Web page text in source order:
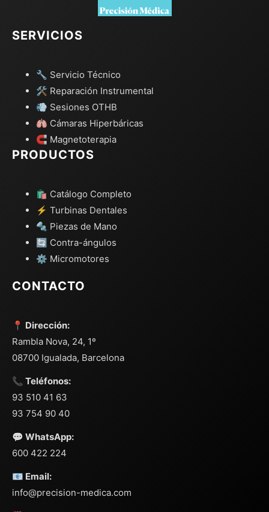
SERVICIOS
🔧 Servicio Técnico
🛠️ Reparación Instrumental
💨 Sesiones OTHB
🫁 Cámaras Hiperbáricas
🧲 Magnetoterapia
PRODUCTOS
🛍️ Catálogo Completo
⚡ Turbinas Dentales
🔩 Piezas de Mano
🔄 Contra-ángulos
⚙️ Micromotores
CONTACTO
📍 Dirección:
Rambla Nova, 24, 1º
08700 Igualada, Barcelona
📞 Teléfonos:
93 510 41 63
93 754 90 40
💬 WhatsApp:
600 422 224
📧 Email:
info@precision-medica.com